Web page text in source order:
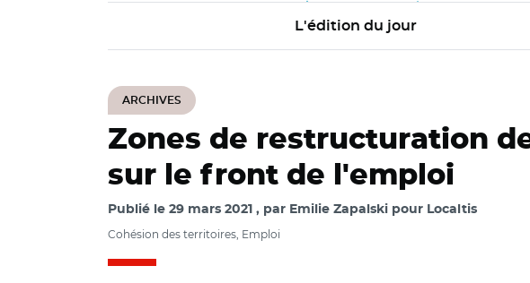
L'édition du jour
ARCHIVES
Zones de restructuration
sur le front de l'emploi
Publié le 29 mars 2021 par Emilie Zapalski pour Localtis
Cohésion des territoires, Emploi